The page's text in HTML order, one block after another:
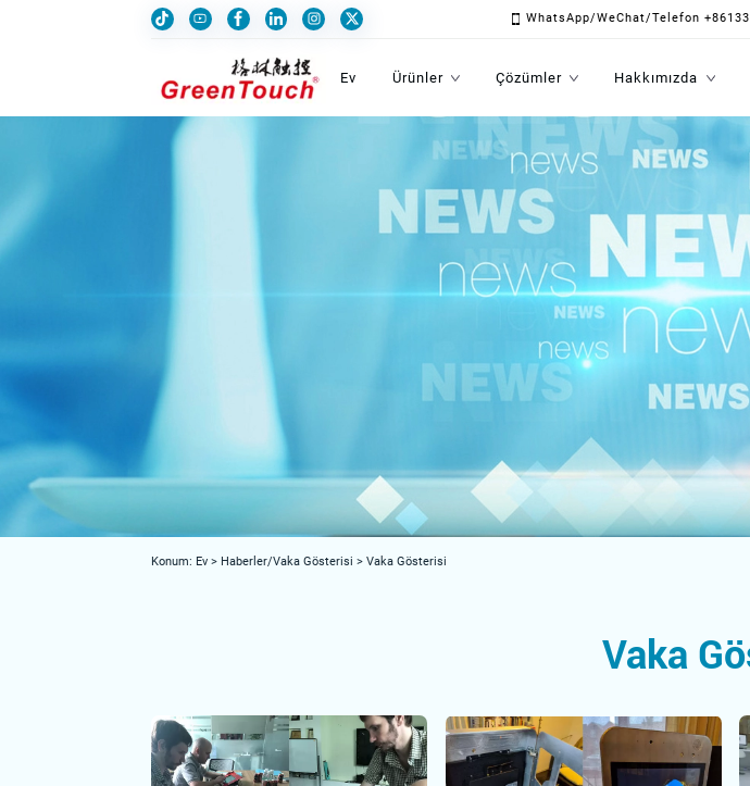
WhatsApp/WeChat/Telefon
Ev Ürünler Çözümler Hakkımızda
Konum: Ev> Haberler/Vaka Gösterisi >Vaka Gösterisi
Vaka